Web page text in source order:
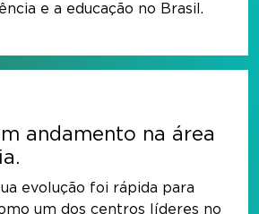
e a educação no Brasil.
andamento na área
evolução foi rápida para
um dos centros líderes no